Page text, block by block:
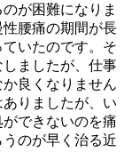
が困難になりま
腰痛の期間が長
いたのです。そ
ましたが、仕事
良くなりません
りましたが、い
できないのを痛
のが早く治る近